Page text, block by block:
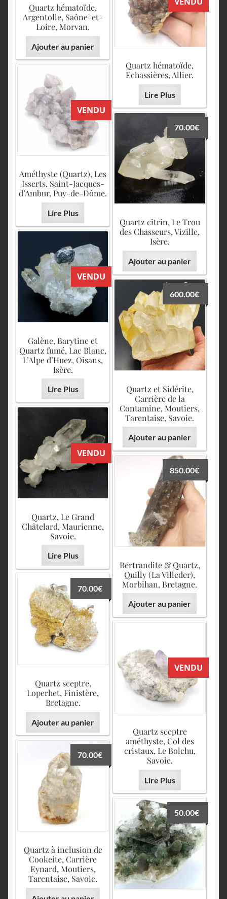
Quartz hématoïde,
Argentolle, Saône-et-
Loire, Morvan.
Ajouter au panier
Quartz hématoïde,
Echassières, Allier.
Lire Plus
VENDU
Améthyste (Quartz), Les
Isserts, Saint-Jacques-
d’Ambur, Puy-de-Dôme.
Lire Plus
Quartz citrin, Le Trou
des Chasseurs, Vizille,
Isère.
70.00€
Ajouter au panier
VENDU
Galène, Barytine et
Quartz fumé, Lac Blanc,
L’Alpe d’Huez, Oisans,
Isère.
Lire Plus
Quartz et Sidérite,
Carrière de la
Contamine, Moutiers,
Tarentaise, Savoie.
600.00€
Ajouter au panier
VENDU
Quartz, Le Grand
Châtelard, Maurienne,
Savoie.
Lire Plus
Bertrandite & Quartz,
Quilly (La Villeder),
Morbihan, Bretagne.
850.00€
Ajouter au panier
Quartz sceptre,
Loperhet, Finistère,
Bretagne.
70.00€
Ajouter au panier
VENDU
Quartz sceptre
améthyste, Col des
cristaux, Le Bolchu,
Savoie.
Lire Plus
Quartz à inclusion de
Cookeite, Carrière
Eynard, Moutiers,
Tarentaise, Savoie.
70.00€
50.00€